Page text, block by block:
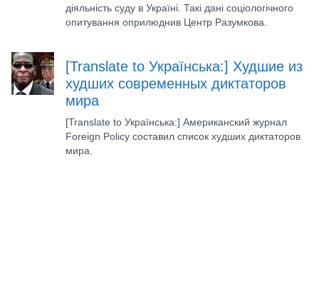
діяльність суду в Україні. Такі дані соціологічного
опитування оприлюднив Центр Разумкова.
[Translate to Українська:] Худшие из
худших современных диктаторов
мира
[Translate to Українська:] Американский журнал
Foreign Policy составил список худших диктаторов
мира.